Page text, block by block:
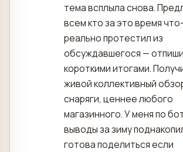
тема всплыла снова.
всем кто за это время
реально протестил из
обсуждавшегося —
короткими итогами.
живой коллективный
снаряги, ценнее любого
магазинного. У меня по
выводы за зиму
готова поделиться если